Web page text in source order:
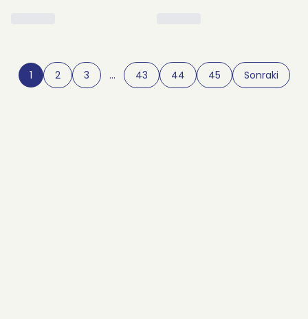
1 2 3 … 43 44 45 Sonraki